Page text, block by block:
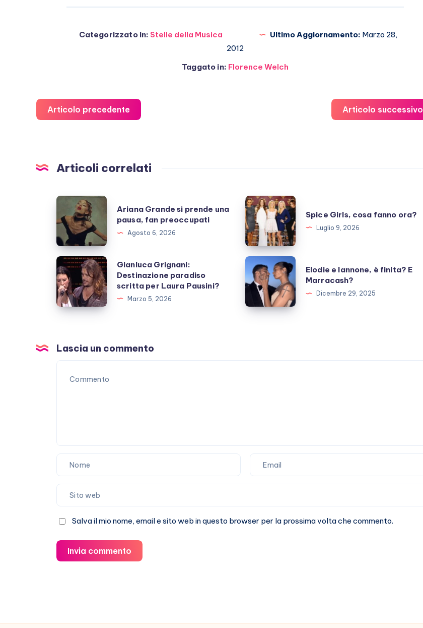
Categorizzato in: Stelle della Musica Ultimo Aggiornamento: Marzo 28,
2012
Taggato in: Florence Welch
Articolo precedente Articolo successivo
Articoli correlati
Ariana
Grande
prende
una
pausa,
fan
preoccupati
Ariana Grande si prende una
pausa, fan preoccupati
Agosto 6, 2026
Spice
Girls,
cosa
fanno
ora?
Spice Girls, cosa fanno ora?
Luglio 9, 2026
Gianluca
Grignani:
Destinazione
paradiso
Laura
Pausini?
Gianluca Grignani:
Destinazione paradiso
scritta per Laura Pausini?
Marzo 5, 2026
Elodie
e
Iannone,
è
Elodie e Iannone, è finita? E
Marracash?
Dicembre 29, 2025
Lascia un commento
Salva il mio nome, email e sito web in questo browser per la prossima volta che commento.
Invia commento